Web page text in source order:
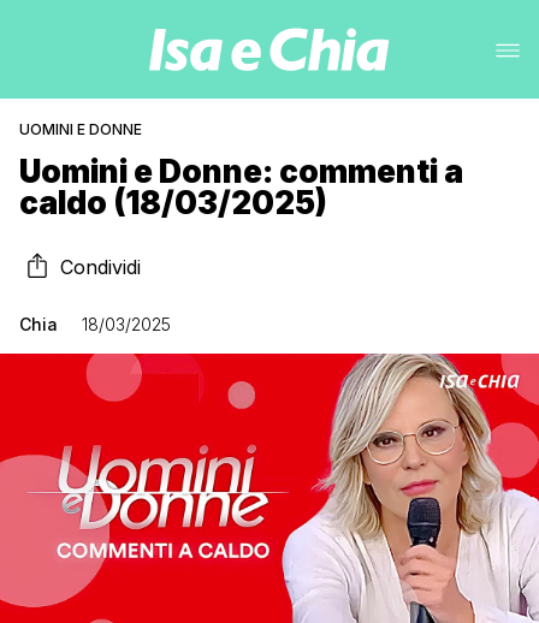
UOMINI E DONNE
Uomini e Donne: commenti a
caldo (18/03/2025)
Condividi
Chia 18/03/2025